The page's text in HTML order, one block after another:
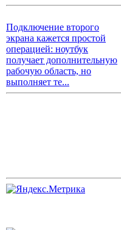
Подключение второго
экрана кажется простой
операцией: ноутбук
получает дополнительную
рабочую область, но
выполняет те...